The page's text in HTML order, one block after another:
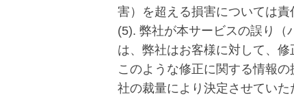
害）を超える損害については責
(5). 弊社が本サービスの誤り（
は、弊社はお客様に対して、
このような修正に関する情報
社の裁量により決定させていた